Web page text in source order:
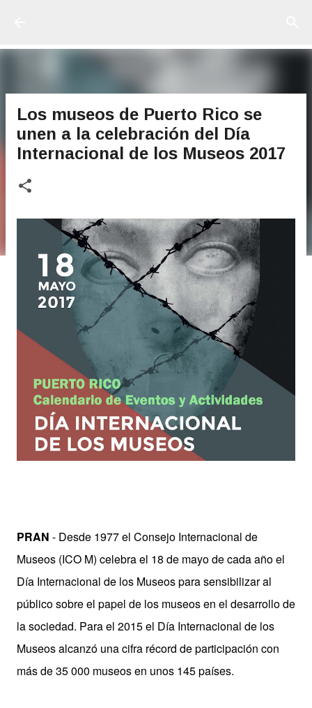
Los museos de Puerto Rico se
unen a la celebración del Día
Internacional de los Museos 2017
PRAN - Desde 1977 el Consejo Internacional de
Museos (ICO M) celebra el 18 de mayo de cada año el
Día Internacional de los Museos para sensibilizar al
público sobre el papel de los museos en el desarrollo de
la sociedad. Para el 2015 el Día Internacional de los
Museos alcanzó una cifra récord de participación con
más de 35 000 museos en unos 145 países.